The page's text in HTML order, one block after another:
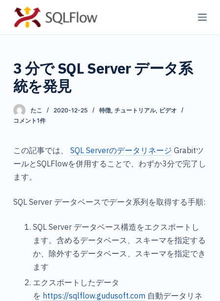
コ
ン
ツ
へ
ス
キ
ッ
3 分で SQL Server データ系
統を発見
たこ 2020-12-25 特徴, チュートリアル, ビデオ
コメント1件
この記事では、 SQL Serverのデータリネージ Grabitツ
ールとSQLFlowを併用することで、わずか3分で完了し
ます。
SQL Server データベースでデータ系列を取得する手順:
SQL Server データベース構造をエクスポートし
ます。含めるデータベース、スキーマを指定する
か、除外するデータベース、スキーマを指定でき
ます
エクスポートしたデータ
を https://sqlflow.gudusoft.com 自動データリネ